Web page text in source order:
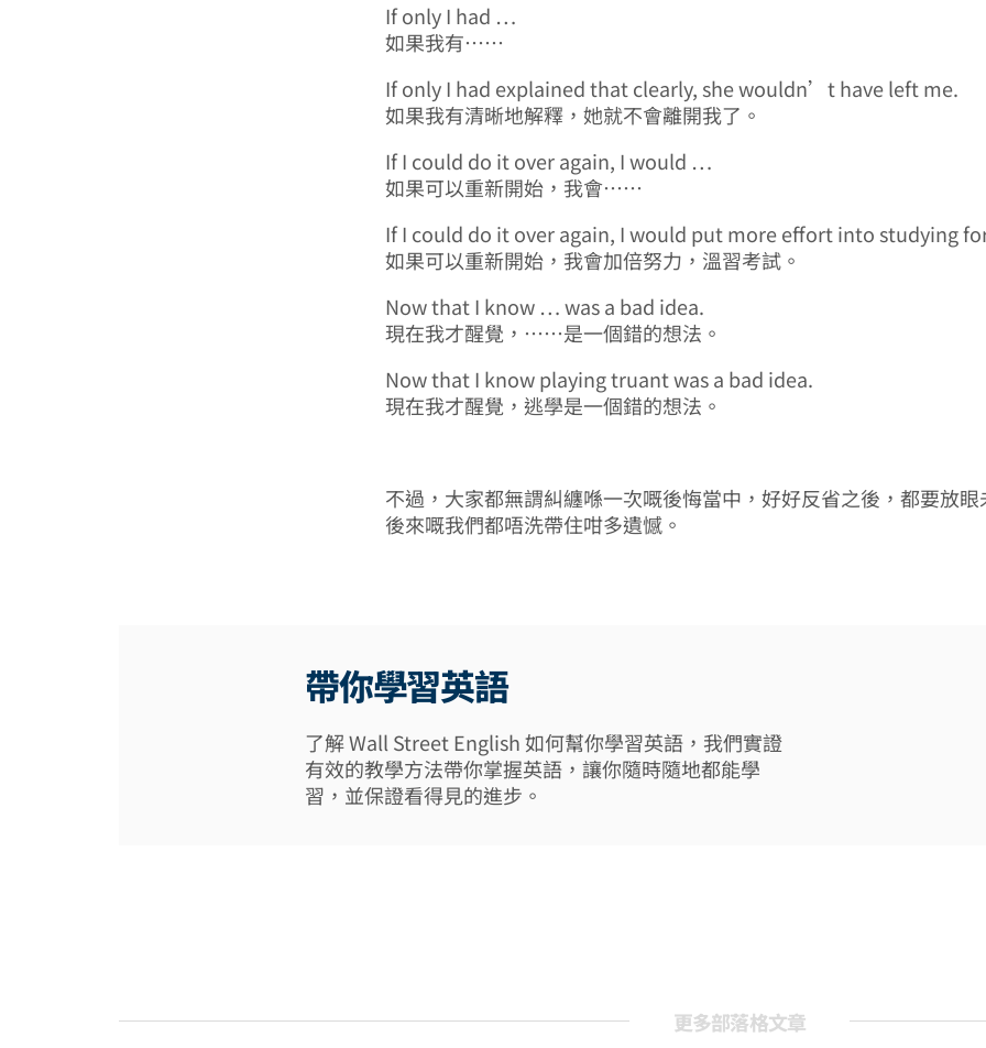
If only I had …
如果我有……
If only I had explained that clearly, she wouldn’t have left me.
如果我有清晰地解釋，她就不會離開我了。
If I could do it over again, I would …
如果可以重新開始，我會……
If I could do it over again, I would put more effort into studying
如果可以重新開始，我會加倍努力，溫習考試。
Now that I know … was a bad idea.
現在我才醒覺，……是一個錯的想法。
Now that I know playing truant was a bad idea.
現在我才醒覺，逃學是一個錯的想法。
不過，大家都無謂糾纏喺一次嘅後悔當中，好好反省之後，都要放
後來嘅我們都唔洗帶住咁多遺憾。
帶你學習英語
了解 Wall Street English 如何幫你學習英語，我們實證
有效的教學方法帶你掌握英語，讓你隨時隨地都能學
習，並保證看得見的進步。
更多部落格文章